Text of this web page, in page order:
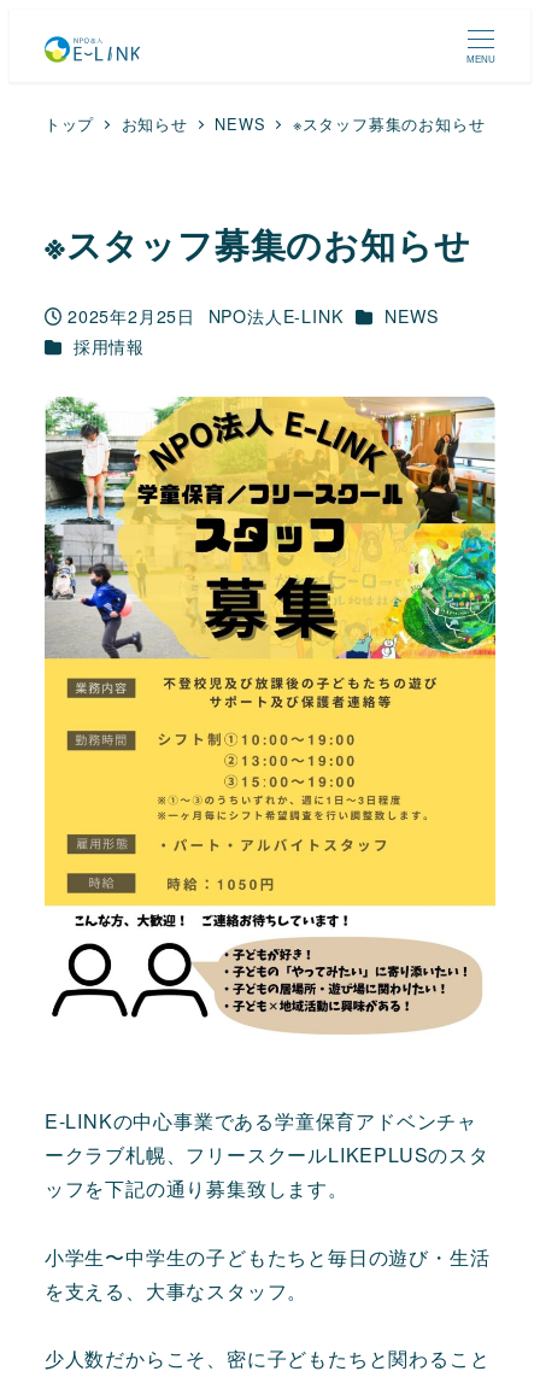
MENU
トップ お知らせ NEWS ※スタッフ募集のお知らせ
※スタッフ募集のお知らせ
投稿日
2025年2月25日
著
NPO法人E-LINK カテゴリー
NEWS
カテゴリー
採用情報
E-LINKの中心事業である学童保育アドベンチャ
ークラブ札幌、フリースクールLIKEPLUSのスタ
ッフを下記の通り募集致します。
小学生〜中学生の子どもたちと毎日の遊び・生活
を支える、大事なスタッフ。
少人数だからこそ、密に子どもたちと関わること